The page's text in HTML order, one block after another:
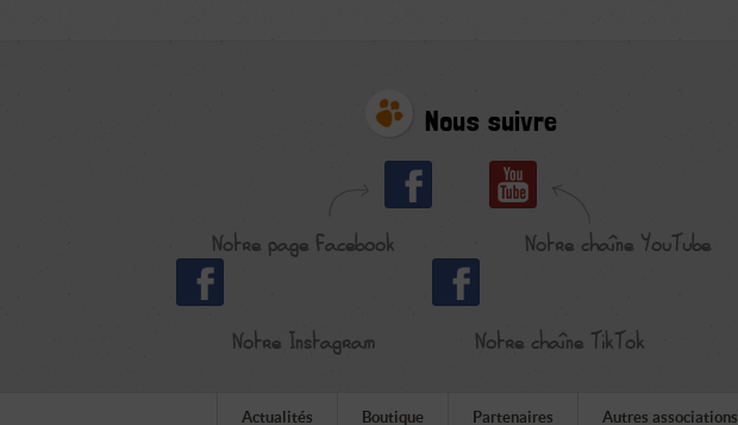
Nous suivre
Notre page Facebook Notre chaîne YouTube
Notre Instagram Notre chaîne TikTok
Actualités Boutique Partenaires Autres associations